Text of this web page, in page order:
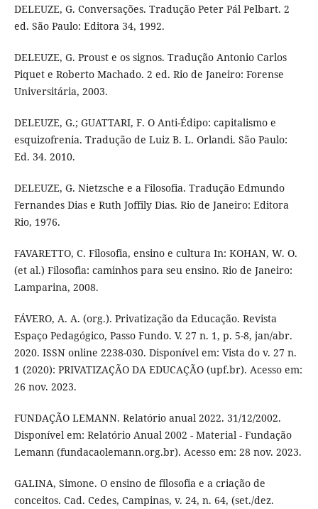
DELEUZE, G. Conversações. Tradução Peter Pál Pelbart. 2
ed. São Paulo: Editora 34, 1992.
DELEUZE, G. Proust e os signos. Tradução Antonio Carlos
Piquet e Roberto Machado. 2 ed. Rio de Janeiro: Forense
Universitária, 2003.
DELEUZE, G.; GUATTARI, F. O Anti-Édipo: capitalismo e
esquizofrenia. Tradução de Luiz B. L. Orlandi. São Paulo:
Ed. 34. 2010.
DELEUZE, G. Nietzsche e a Filosofia. Tradução Edmundo
Fernandes Dias e Ruth Joffily Dias. Rio de Janeiro: Editora
Rio, 1976.
FAVARETTO, C. Filosofia, ensino e cultura In: KOHAN, W. O.
(et al.) Filosofia: caminhos para seu ensino. Rio de Janeiro:
Lamparina, 2008.
FÁVERO, A. A. (org.). Privatização da Educação. Revista
Espaço Pedagógico, Passo Fundo. V. 27 n. 1, p. 5-8, jan/abr.
2020. ISSN online 2238-030. Disponível em: Vista do v. 27 n.
1 (2020): PRIVATIZAÇÃO DA EDUCAÇÃO (upf.br). Acesso em:
26 nov. 2023.
FUNDAÇÃO LEMANN. Relatório anual 2022. 31/12/2002.
Disponível em: Relatório Anual 2002 - Material - Fundação
Lemann (fundacaolemann.org.br). Acesso em: 28 nov. 2023.
GALINA, Simone. O ensino de filosofia e a criação de
conceitos. Cad. Cedes, Campinas, v. 24, n. 64, (set./dez.